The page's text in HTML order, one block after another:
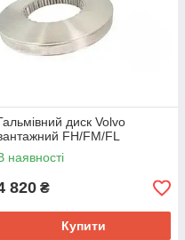
диск Volvo
FH/FM/FL
наявності
820 ₴
Купити